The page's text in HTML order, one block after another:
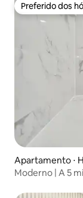
Preferido dos
Preferido dos
Apartamento ⋅
Moderno | A 5